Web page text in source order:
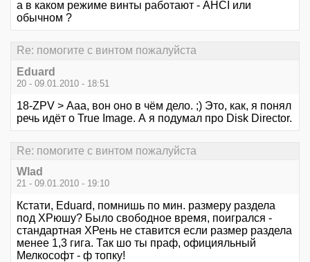
а в каком режиме винты работают - AHCI или
обычном ?
Re: помогите с винтом пожалуйста
Eduard
20 - 09.01.2010 - 18:51
18-ZPV > Ааа, вон оно в чём дело. ;) Это, как, я понял
речь идёт о True Image. А я подумал про Disk Director.
Re: помогите с винтом пожалуйста
Wlad
21 - 09.01.2010 - 19:10
Кстати, Eduard, помнишь по мин. размеру раздела
под ХРюшу? Было свободное время, поигрался -
стандартная ХРень не ставится если размер раздела
менее 1,3 гига. Так шо ты праф, официяльный
Мелкософт - ф топку!